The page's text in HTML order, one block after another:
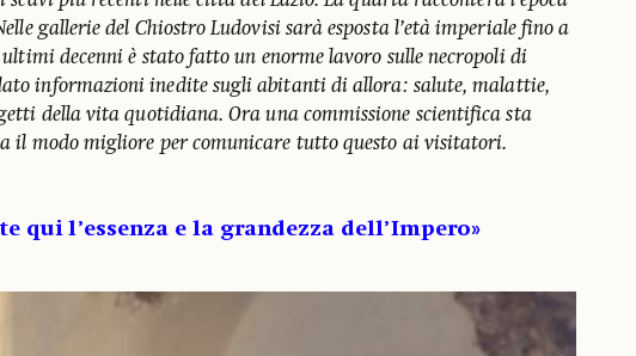
gallerie del Chiostro Ludovisi sarà esposta l’età imperiale fino a
decenni è stato fatto un enorme lavoro sulle necropoli di
informazioni inedite sugli abitanti di allora: salute, malattie,
della vita quotidiana. Ora una commissione scientifica sta
il modo migliore per comunicare tutto questo ai visitatori.
qui l’essenza e la grandezza dell’Impero»